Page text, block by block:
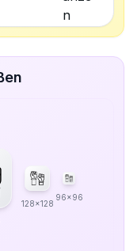
128x128
96x96